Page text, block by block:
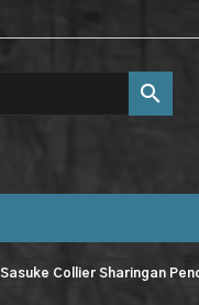

Sasuke Collier Sharingan